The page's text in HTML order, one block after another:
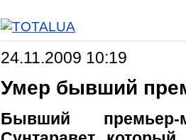
24.11.2009 10:19
Умер бывший
Бывший